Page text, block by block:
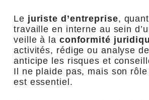
Le juriste d’entreprise,
travaille en interne au sein
veille à la conformité
activités, rédige ou analyse
anticipe les risques et
Il ne plaide pas, mais son
est essentiel.